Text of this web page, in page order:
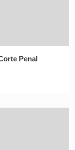
Penal